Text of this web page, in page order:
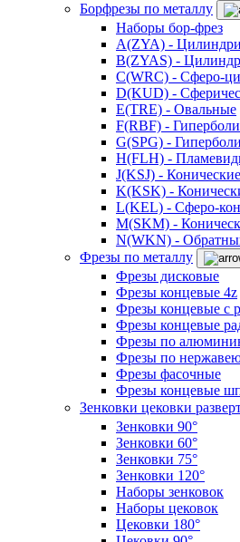
Борфрезы по металлу
Наборы бор-фрез
A(ZYA) -
B(ZYAS) -
C(WRC) - Сферо-
D(KUD) -
E(TRE) - Овальные
F(RBF) -
G(SPG) -
H(FLH) -
J(KSJ) -
K(KSK) -
L(KEL) - Сферо-
M(SKM) -
N(WKN) -
Фрезы по металлу
Фрезы дисковые
Фрезы концевые 4z
Фрезы концевые с
Фрезы концевые
Фрезы по
Фрезы по
Фрезы фасочные
Фрезы концевые
Зенковки цековки
Зенковки 90°
Зенковки 60°
Зенковки 75°
Зенковки 120°
Наборы зенковок
Наборы цековок
Цековки 180°